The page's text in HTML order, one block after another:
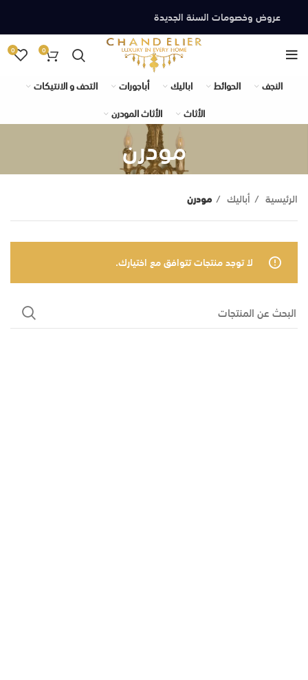
0
0
النجف الحوائط اباليك أباجورات
التحف و الانتيكات
الأثاث
الأثاث المودرن
مودرن
الرئيسية أباليك مودرن
لا توجد منتجات تتوافق مع اختيارك.
عروض وخصومات السنة الجديدة